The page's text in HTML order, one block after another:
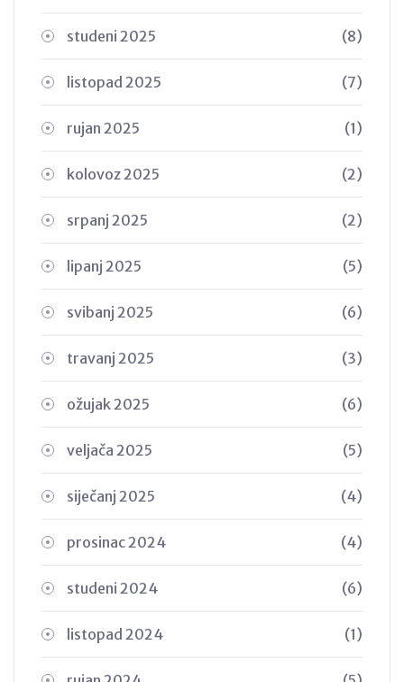
studeni 2025 (8)
listopad 2025 (7)
rujan 2025 (1)
kolovoz 2025 (2)
srpanj 2025 (2)
lipanj 2025 (5)
svibanj 2025 (6)
travanj 2025 (3)
ožujak 2025 (6)
veljača 2025 (5)
siječanj 2025 (4)
prosinac 2024 (4)
studeni 2024 (6)
listopad 2024 (1)